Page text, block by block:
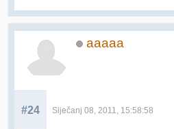
aaaaa
#24 Siječanj 08, 2011, 15:58:58